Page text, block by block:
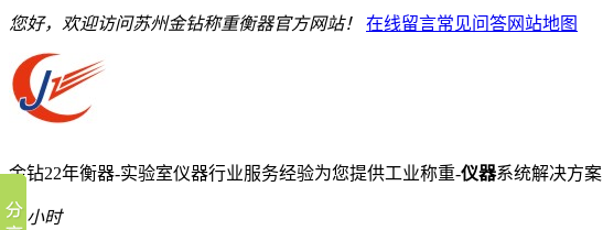
您好，欢迎访问苏州金钻称重衡器官方网站！ 在线留言常见问答网站地图
金钻22年衡器-实验室仪器行业服务经验为您提供工业称重-仪器系统解决方案
24小时